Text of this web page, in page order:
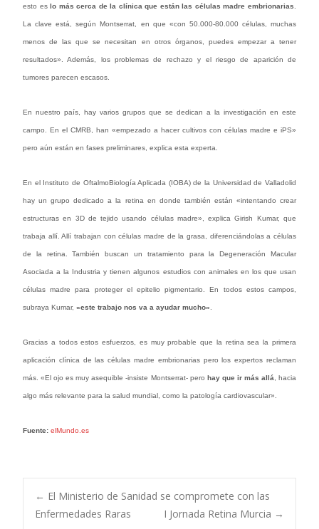
esto eslo más cerca de la clínica que están las células madre embrionarias
La clave está, según Montserrat, en que «con 50.000-80.000 células, muchas
menos de las que se necesitan en otros órganos, puedes empezar a tener
resultados». Además, los problemas de rechazo y el riesgo de aparición de
tumores parecen escasos.
En nuestro país, hay varios grupos que se dedican a la investigación en este
campo. En el CMRB, han «empezado a hacer cultivos con células madre e iPS»
pero aún están en fases preliminares, explica esta experta.
En el Instituto de OftalmoBiología Aplicada (IOBA) de la Universidad de Valladolid
hay un grupo dedicado a la retina en donde también están «intentando crear
estructuras en 3D de tejido usando células madre», explica Girish Kumar, que
trabaja allí. Allí trabajan con células madre de la grasa, diferenciándolas a células
de la retina. También buscan un tratamiento para la Degeneración Macular
Asociada a la Industria y tienen algunos estudios con animales en los que usan
células madre para proteger el epitelio pigmentario. En todos estos campos,
subraya Kumar, «este trabajo nos va a ayudar mucho»
Gracias a todos estos esfuerzos, es muy probable que la retina sea la primera
aplicación clínica de las células madre embrionarias pero los expertos reclaman
más. «El ojo es muy asequible -insiste Montserrat- pero hay que ir más allá , hacia
algo más relevante para la salud mundial, como la patología cardiovascular».
Fuente: elMundo.es
Navegación
← El Ministerio de Sanidad se compromete con las
Enfermedades Raras
I Jornada Retina Murcia →